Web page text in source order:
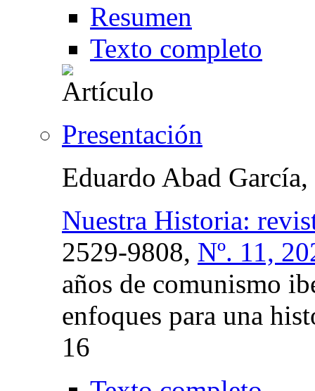
Resumen
Texto completo
Presentación
Eduardo Abad García,
Nuestra Historia:
2529-9808, Nº. 11,
años de comunismo
enfoques para una
16